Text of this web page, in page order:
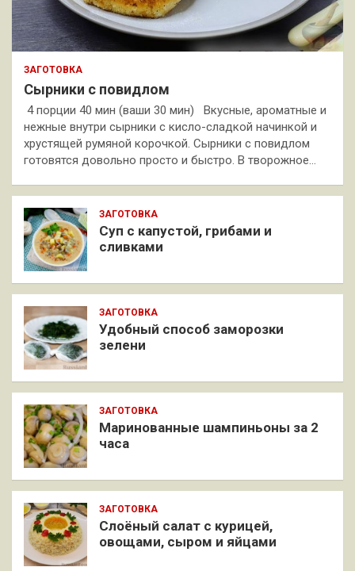
ЗАГОТОВКА
Сырники с повидлом
4 порции 40 мин (ваши 30 мин) Вкусные, ароматные и
нежные внутри сырники с кисло-сладкой начинкой и
хрустящей румяной корочкой. Сырники с повидлом
готовятся довольно просто и быстро. В творожное…
ЗАГОТОВКА
Суп с капустой, грибами и
сливками
ЗАГОТОВКА
Удобный способ заморозки
зелени
ЗАГОТОВКА
Маринованные шампиньоны за 2
часа
ЗАГОТОВКА
Слоёный салат с курицей,
овощами, сыром и яйцами